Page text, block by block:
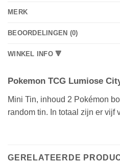
MERK
BEOORDELINGEN (0)
WINKEL INFO 🔻
Pokemon TCG Lumiose
Mini Tin, inhoud 2 Pokémon
random tin. In totaal zijn er vijf
GERELATEERDE